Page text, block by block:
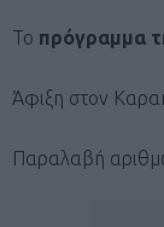
Το πρόγραμμα
Άφιξη στον
Παραλαβή